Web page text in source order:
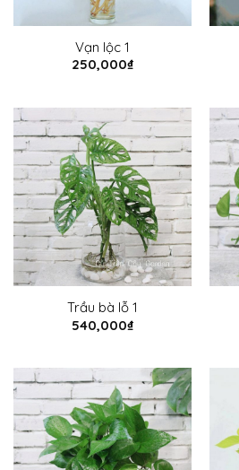
Vạn lộc 1
250,000₫
Trầu bà lỗ 1
540,000₫